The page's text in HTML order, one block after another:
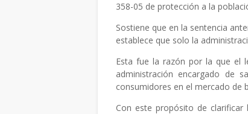
358-05 de protección a la
Sostiene que en la sentencia
establece que solo la
Esta fue la razón por la que el
administración encargado de
consumidores en el mercado de
Con este propósito de